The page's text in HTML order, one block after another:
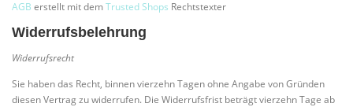
AGB erstellt mit demTrusted Shops Rechtstexter
Widerrufsbelehrung
Widerrufsrecht
Sie haben das Recht, binnen vierzehn Tagen ohne Angabe von Gründen
diesen Vertrag zu widerrufen. Die Widerrufsfrist beträgt vierzehn Tage ab